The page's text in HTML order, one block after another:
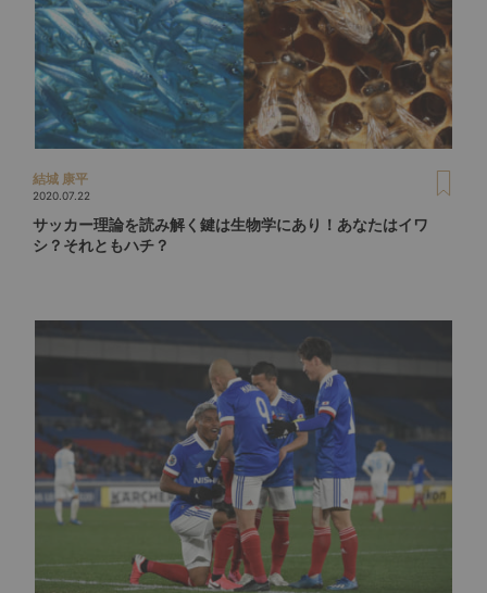
結城 康平
2020.07.22
サッカー理論を読み解く鍵は生物学にあり！あなたはイワ
シ？それともハチ？